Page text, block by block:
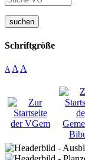
suchen
Schriftgröße
A A A